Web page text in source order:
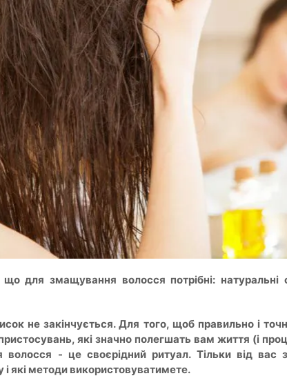
для змащування волосся потрібні: натуральні
не закінчується. Для того, щоб правильно і
пристосувань, які значно полегшать вам життя (і
- це своєрідний ритуал. Тільки від вас
і які методи використовуватимете.